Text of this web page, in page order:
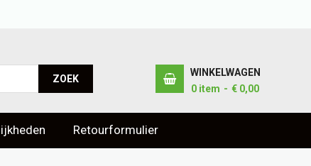
ZOEK
WINKELWAGEN
0 item € 0,00
Retourformulier